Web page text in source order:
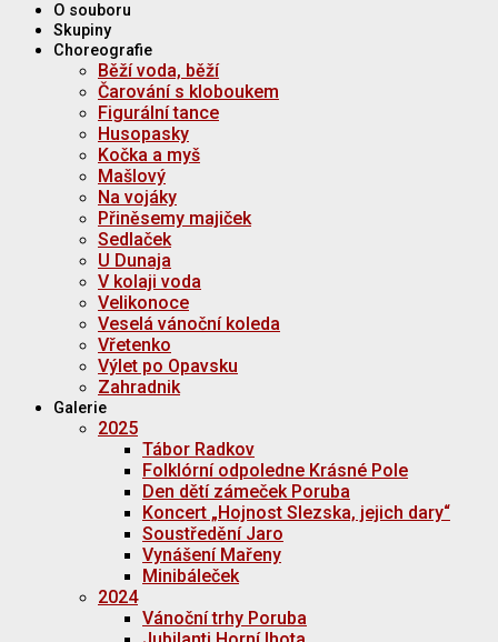
O souboru
Skupiny
Choreografie
Běží voda, běží
Čarování s kloboukem
Figurální tance
Husopasky
Kočka a myš
Mašlový
Na vojáky
Přiněsemy majiček
Sedlaček
U Dunaja
V kolaji voda
Velikonoce
Veselá vánoční koleda
Vřetenko
Výlet po Opavsku
Zahradnik
Galerie
2025
Tábor Radkov
Folklórní odpoledne Krásné Pole
Den dětí zámeček Poruba
Koncert „Hojnost Slezska, jejich dary“
Soustředění Jaro
Vynášení Mařeny
Minibáleček
2024
Vánoční trhy Poruba